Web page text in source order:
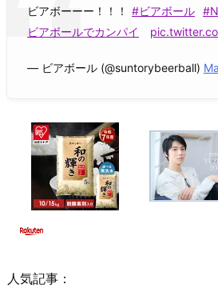
ビアボーーー！！！ #ビアボール
ビアボールでカンパイ
— ビアボール (@suntorybeerball)
人気記事：